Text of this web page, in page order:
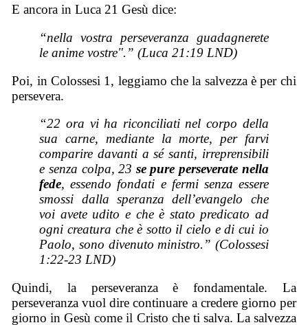
E ancora in Luca 21 Gesù dice:
“nella vostra perseveranza guadagnerete
le anime vostre".” (Luca 21:19 LND)
Poi, in Colossesi 1, leggiamo che la salvezza è per chi
persevera.
“22 ora vi ha riconciliati nel corpo della
sua carne, mediante la morte, per farvi
comparire davanti a sé santi, irreprensibili
e senza colpa, 23 se pure perseverate nella
fede, essendo fondati e fermi senza essere
smossi dalla speranza dell’evangelo che
voi avete udito e che è stato predicato ad
ogni creatura che è sotto il cielo e di cui io
Paolo, sono divenuto ministro.” (Colossesi
1:22-23 LND)
Quindi, la perseveranza è fondamentale. La
perseveranza vuol dire continuare a credere giorno per
giorno in Gesù come il Cristo che ti salva. La salvezza